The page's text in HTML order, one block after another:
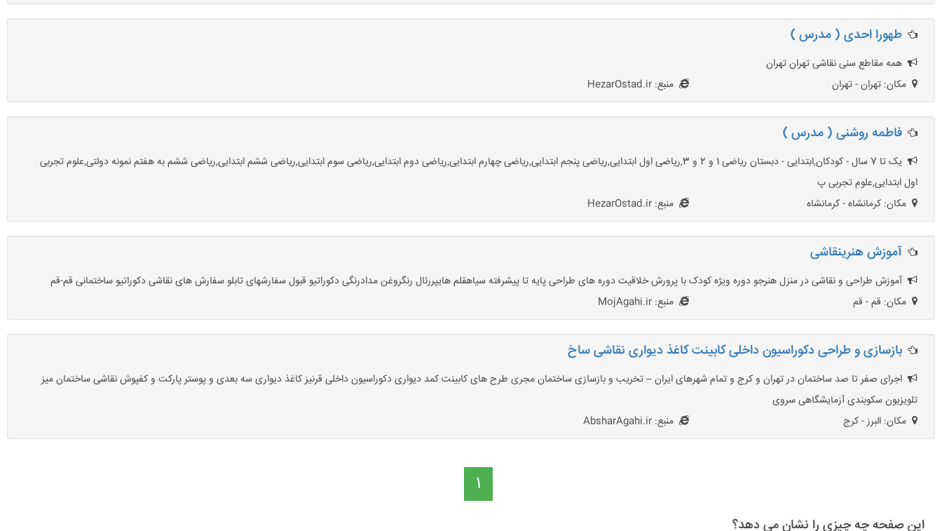
طهورا احدی ( مدرس )
همه مقاطع سنی نقاشی تهران تهران
مکان: تهران - تهران
منبع: HezarOstad.ir
فاطمه روشنی ( مدرس )
یک تا 7 سال - کودکان,ابتدایی - دبستان ریاضی 1 و 2 و 3,ریاضی اول ابتدایی,ریاضی پنجم ابتدایی,ریاضی چهارم ابتدایی,ریاضی دوم ابتدایی,ریاضی سوم ابتدایی,ریاضی ششم ابتدایی,ریاضی ششم به هفتم نمونه دولتی,علوم تجربی
اول ابتدایی,علوم تجربی پ
مکان: کرمانشاه - کرمانشاه
منبع: HezarOstad.ir
آموزش هنرینقاشی
آموزش طراحی و نقاشی در منزل هنرجو دوره ویژه کودک با پرورش خلاقیت دوره های طراحی پایه تا پیشرفته سیاهقلم هایپررئال رنگروغن مدادرنگی دکوراتیو قبول سفارشهای تابلو سفارش های نقاشی دکوراتیو ساختمانی قم-قم
مکان: قم - قم
منبع: MojAgahi.ir
بازسازی و طراحی دکوراسیون داخلی کابینت کاغذ دیواری نقاشی ساخ
اجرای صفر تا صد ساختمان در تهران و کرج و تمام شهرهای ایران – تخریب و بازسازی ساختمان مجری طرح های کابینت کمد دیواری دکوراسیون داخلی قرنیز کاغذ دیواری سه بعدی و پوستر پارکت و کفپوش نقاشی ساختمان میز
تلویزیون سکوبندی آزمایشگاهی سروی
مکان: البرز - کرج
منبع: AbsharAgahi.ir
1
این صفحه چه چیزی را نشان می دهد؟